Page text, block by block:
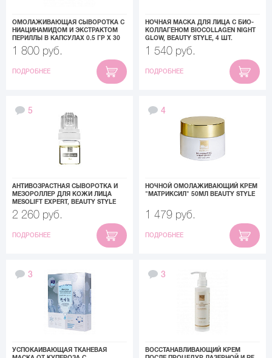
ОМОЛАЖИВАЮЩАЯ СЫВОРОТКА С
НИАЦИНАМИДОМ И ЭКСТРАКТОМ
ПЕРИЛЛЫ В КАПСУЛАХ 0.5 ГР Х 30
ШТ BEAUTY STYLE
1 800 руб.
ПОДРОБНЕЕ
НОЧНАЯ МАСКА ДЛЯ ЛИЦА С БИО-
КОЛЛАГЕНОМ BIOCOLLAGEN NIGHT
GLOW, BEAUTY STYLE, 4 ШТ.
1 540 руб.
ПОДРОБНЕЕ
АНТИВОЗРАСТНАЯ СЫВОРОТКА И
МЕЗОРОЛЛЕР ДЛЯ КОЖИ ЛИЦА
MESOLIFT EXPERT, BEAUTY STYLE
5
2 260 руб.
ПОДРОБНЕЕ
НОЧНОЙ ОМОЛАЖИВАЮЩИЙ КРЕМ
"МАТРИКСИЛ" 50МЛ BEAUTY STYLE
4
1 479 руб.
ПОДРОБНЕЕ
УСПОКАИВАЮЩАЯ ТКАНЕВАЯ
3
ВОССТАНАВЛИВАЮЩИЙ КРЕМ
3